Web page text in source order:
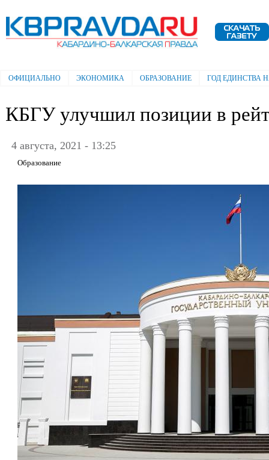
Электронная газета "Кабардино-
Балкарская правда"
Главное меню
ОФИЦИАЛЬНО ЭКОНОМИКА ОБРАЗОВАНИЕ ГОД ЕДИНСТВА
КБГУ улучшил позиции в
4 августа, 2021 - 13:25
Образование